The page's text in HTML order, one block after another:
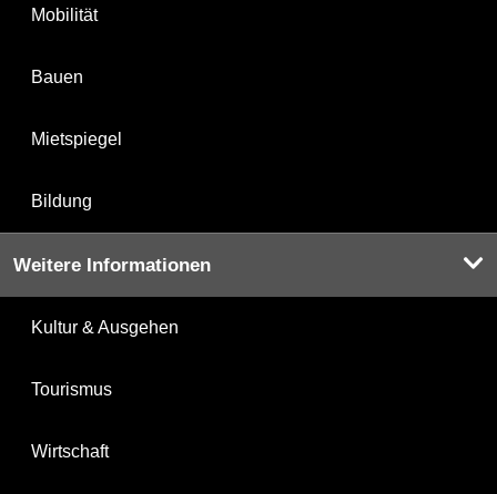
Mobilität
Bauen
Mietspiegel
Bildung
Weitere Informationen
Kultur & Ausgehen
Tourismus
Wirtschaft